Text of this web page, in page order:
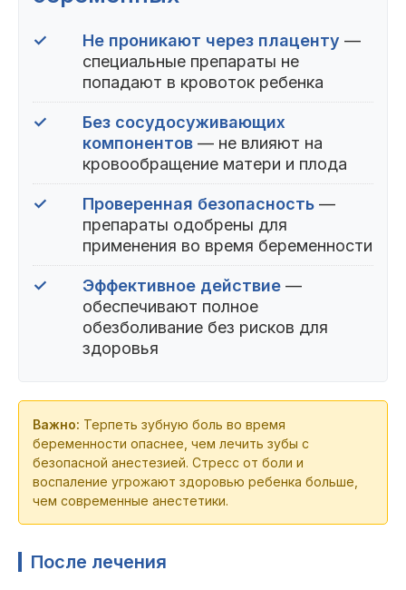
✓ Не проникают через плаценту —
специальные препараты не
попадают в кровоток ребенка
✓
Без сосудосуживающих
компонентов — не влияют на
кровообращение матери и плода
✓ Проверенная безопасность —
препараты одобрены для
применения во время беременности
✓ Эффективное действие —
обеспечивают полное
обезболивание без рисков для
здоровья
Важно: Терпеть зубную боль во время
беременности опаснее, чем лечить зубы с
безопасной анестезией. Стресс от боли и
воспаление угрожают здоровью ребенка больше,
чем современные анестетики.
После лечения